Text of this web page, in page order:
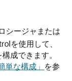
シージャまたは
を使用して、
成できます。
単な構成」 を参